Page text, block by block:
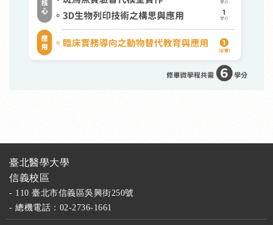
臺北醫學大學
信義校區
- 110 臺北市信義區吳興街250號
- 總機電話：02-2736-1661